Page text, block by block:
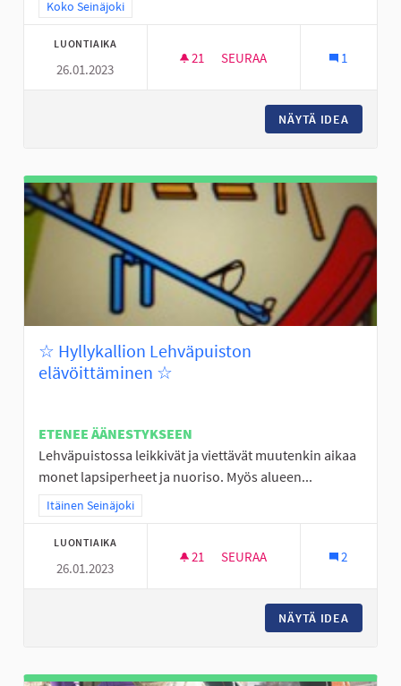
Rajaa tulokset teeman mukaan: Koko Seinäjoki
Koko Seinäjoki
LUONTIAIKA
26.01.2023
21 21 SEURAAJAA
SEURAA 1
NÄYTÄ IDEA
☆ Hyllykallion Lehväpuiston
elävöittäminen ☆
ETENEE ÄÄNESTYKSEEN
Lehväpuistossa leikkivät ja viettävät muutenkin aikaa
monet lapsiperheet ja nuoriso. Myös alueen...
Rajaa tulokset teeman mukaan: Itäinen Seinäjoki
Itäinen Seinäjoki
LUONTIAIKA
26.01.2023
21 21 SEURAAJAA
SEURAA 2
NÄYTÄ IDEA